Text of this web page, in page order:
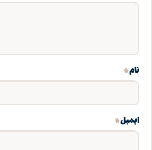
نام*
ایمیل*